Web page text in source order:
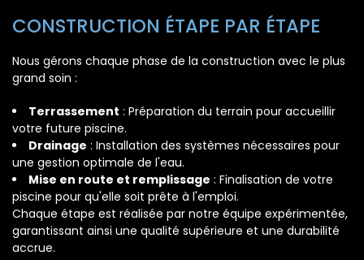
CONSTRUCTION ÉTAPE PAR ÉTAPE
Nous gérons chaque phase de la construction avec le plus
grand soin :
Terrassement : Préparation du terrain pour accueillir
votre future piscine.
Drainage : Installation des systèmes nécessaires pour
une gestion optimale de l'eau.
Mise en route et remplissage : Finalisation de votre
piscine pour qu'elle soit prête à l'emploi.
Chaque étape est réalisée par notre équipe expérimentée,
garantissant ainsi une qualité supérieure et une durabilité
accrue.